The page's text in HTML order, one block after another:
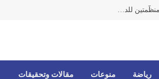
مكتب مكافحة الاتجار بالأشخاص وحماية الآداب يفكّك شبكتين منظّمتين للدعارة في الحمرا ويوقف متورطين
رياضة منوعات مقالات وتحقيقات